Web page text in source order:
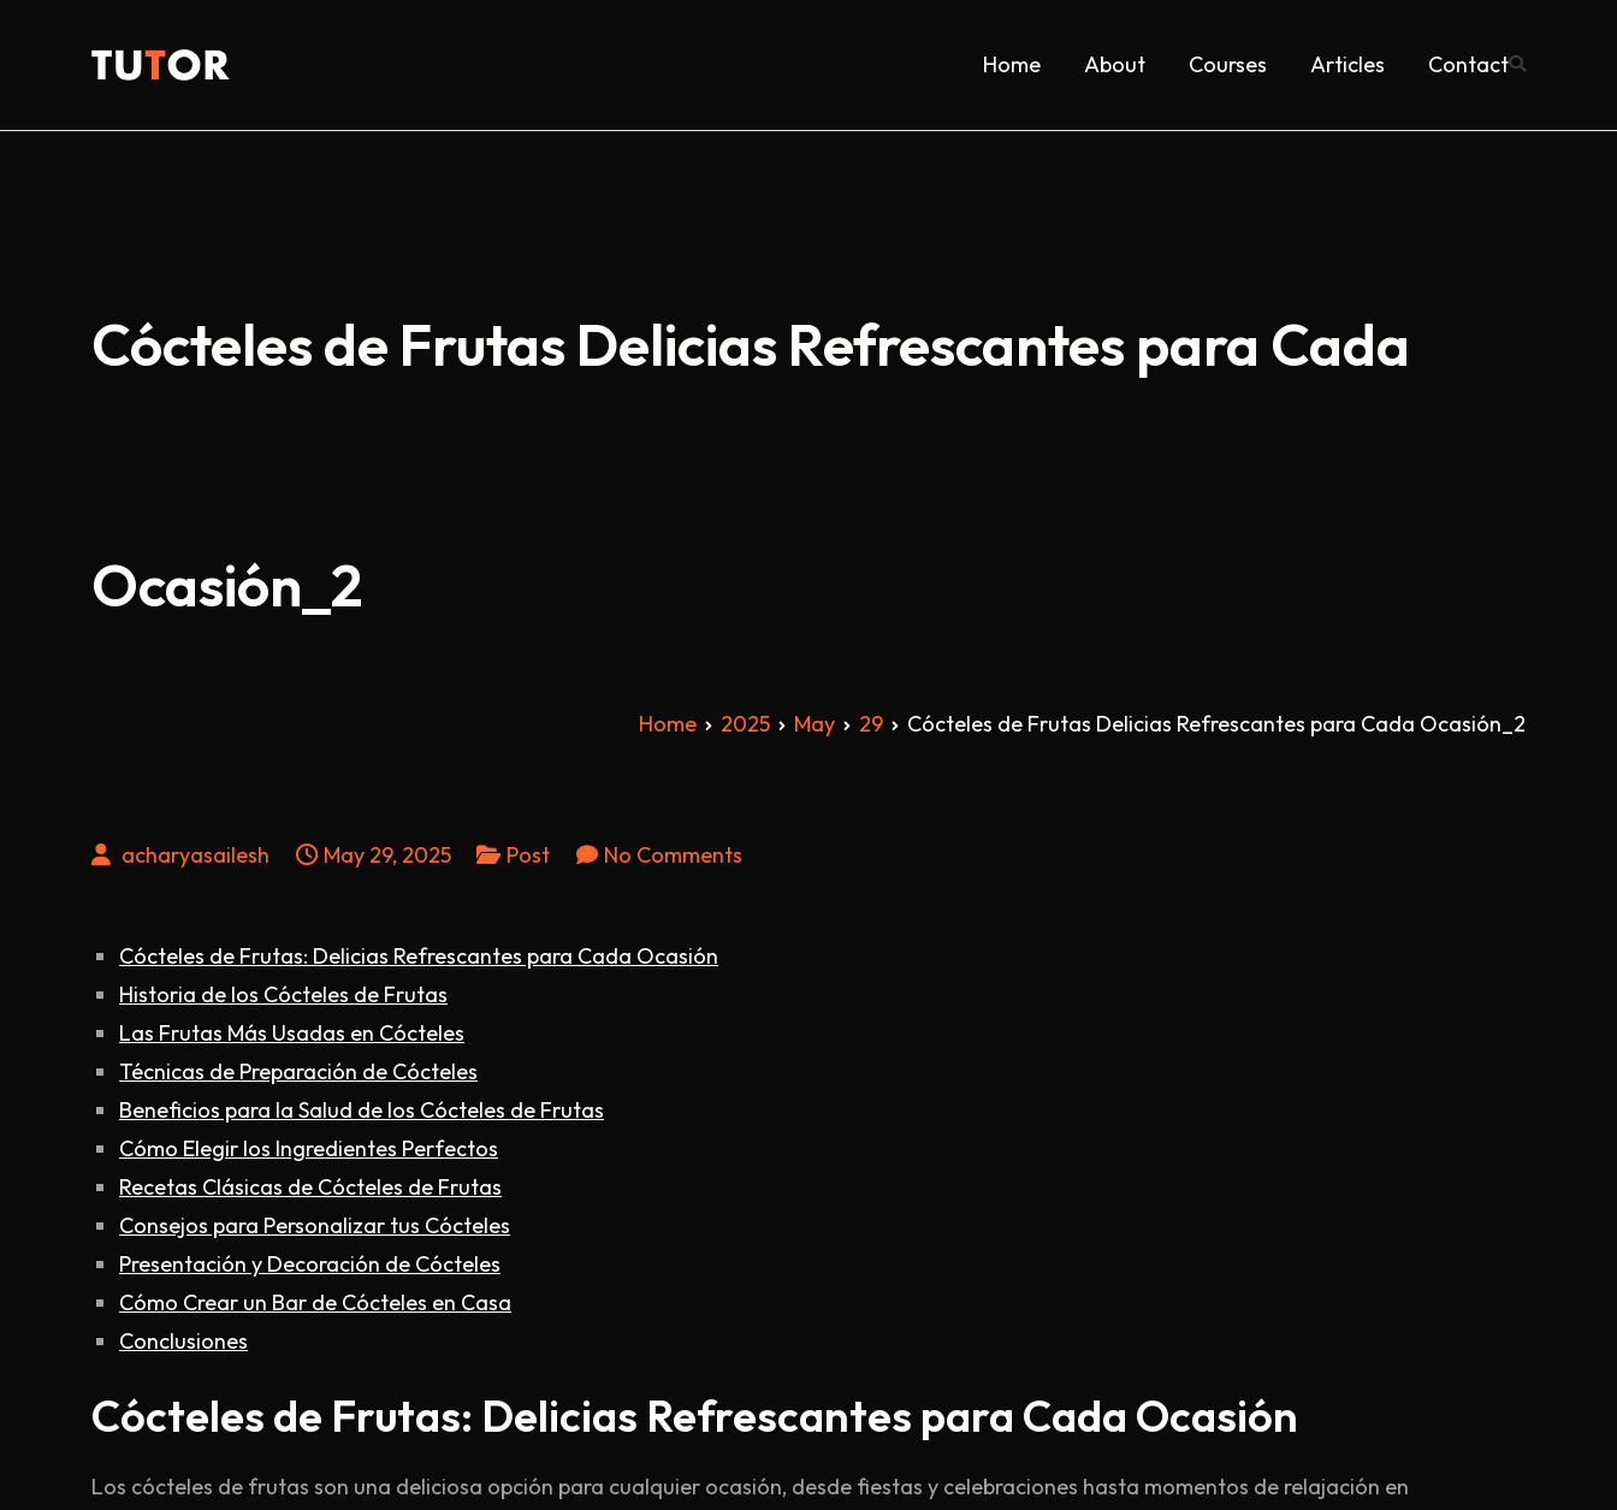
Home About Courses Articles Contact
Cócteles de Frutas Delicias Refrescantes para Cada
Ocasión_2
Home 2025 May 29 Cócteles de Frutas Delicias Refrescantes para Cada Ocasión_2
acharyasailesh May 29, 2025 Post No Commentson
Cócteles de Frutas: Delicias Refrescantes para Cada Ocasión
Historia de los Cócteles de Frutas
Las Frutas Más Usadas en Cócteles
Técnicas de Preparación de Cócteles
Beneficios para la Salud de los Cócteles de Frutas
Cómo Elegir los Ingredientes Perfectos
Recetas Clásicas de Cócteles de Frutas
Consejos para Personalizar tus Cócteles
Presentación y Decoración de Cócteles
Cómo Crear un Bar de Cócteles en Casa
Conclusiones
Cócteles de Frutas: Delicias Refrescantes para Cada Ocasión
Los cócteles de frutas son una deliciosa opción para cualquier ocasión, desde fiestas y celebraciones hasta momentos de relajación en